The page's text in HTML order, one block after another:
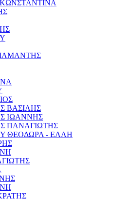
ΒΑΣΙΛΗΣ
ΙΩΑΝΝΗΣ
ΠΑΝΑΓΙΩΤΗΣ
ΘΕΟΔΩΡΑ - ΕΛΛΗ